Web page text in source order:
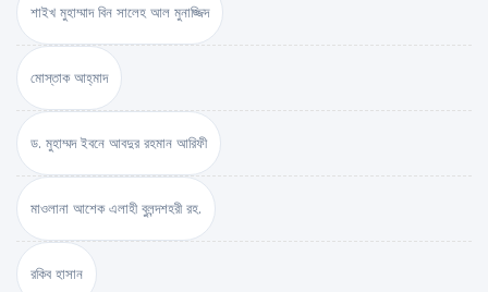
শাইখ মুহাম্মাদ বিন সালেহ আল মুনাজ্জিদ
মোস্তাক আহ্‌মাদ
ড. মুহাম্মদ ইবনে আবদুর রহমান আরিফী
মাওলানা আশেক এলাহী বুলন্দশহরী রহ.
রকিব হাসান